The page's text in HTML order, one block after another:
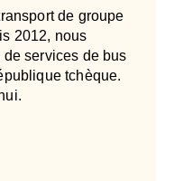
de groupe
2012, nous
de services de bus
tchèque.